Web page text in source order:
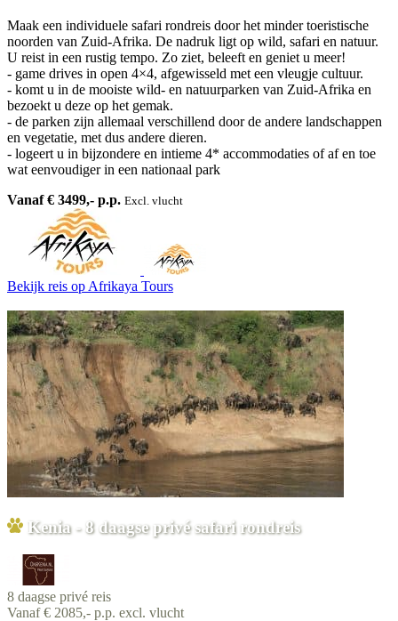
Maak een individuele safari rondreis door het minder toeristische
noorden van Zuid-Afrika. De nadruk ligt op wild, safari en natuur.
U reist in een rustig tempo. Zo ziet, beleeft en geniet u meer!
- game drives in open 4×4, afgewisseld met een vleugje cultuur.
- komt u in de mooiste wild- en natuurparken van Zuid-Afrika en
bezoekt u deze op het gemak.
- de parken zijn allemaal verschillend door de andere landschappen
en vegetatie, met dus andere dieren.
- logeert u in bijzondere en intieme 4* accommodaties of af en toe
wat eenvoudiger in een nationaal park
Vanaf € 3499,- p.p. Excl. vlucht
Bekijk reis op Afrikaya Tours
Kenia - 8 daagse privé safari rondreis
8 daagse privé reis
Vanaf € 2085,- p.p. excl. vlucht